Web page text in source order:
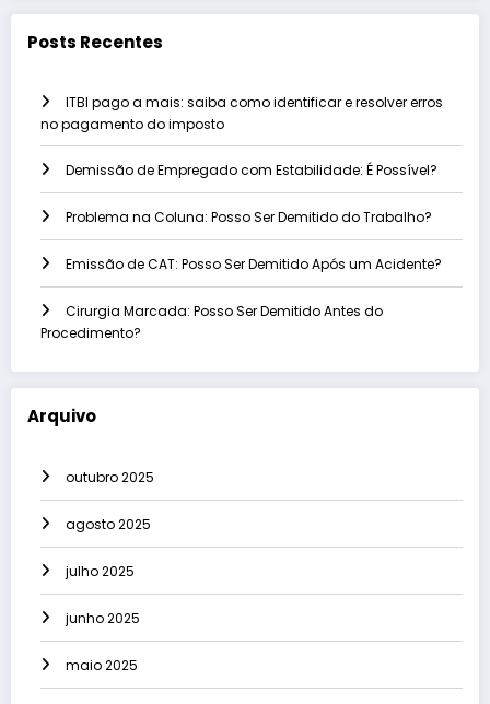
Posts Recentes
ITBI pago a mais: saiba como identificar e resolver erros
no pagamento do imposto
Demissão de Empregado com Estabilidade: É Possível?
Problema na Coluna: Posso Ser Demitido do Trabalho?
Emissão de CAT: Posso Ser Demitido Após um Acidente?
Cirurgia Marcada: Posso Ser Demitido Antes do
Procedimento?
Arquivo
outubro 2025
agosto 2025
julho 2025
junho 2025
maio 2025